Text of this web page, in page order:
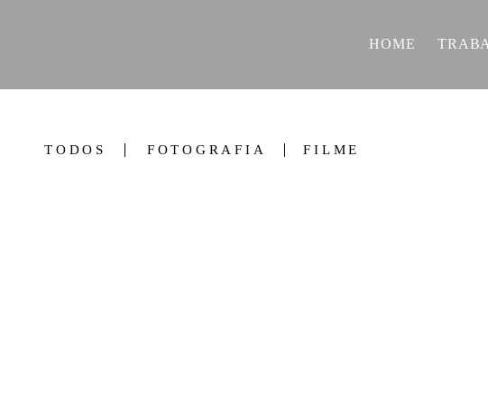
HOME
TODOS FOTOGRAFIA FILME